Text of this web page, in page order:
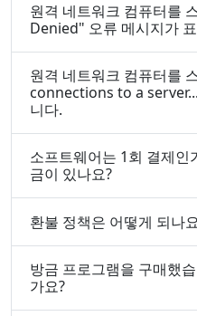
원격 네트워크 컴퓨터를
Denied" 오류 메시지가
원격 네트워크 컴퓨터를
connections to a
니다.
소프트웨어는 1회 결제인
금이 있나요?
환불 정책은 어떻게 되나
방금 프로그램을 구매했
가요?